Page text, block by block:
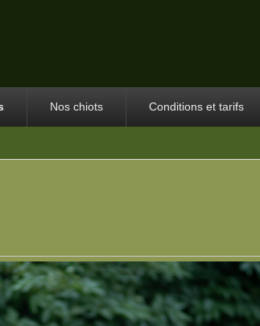
Nos chiots Conditions et tarifs